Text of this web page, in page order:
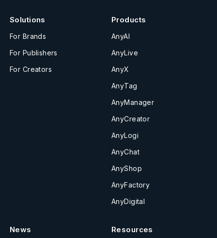
Solutions
For Brands
For Publishers
For Creators
Products
AnyAI
AnyLive
AnyX
AnyTag
AnyManager
AnyCreator
AnyLogi
AnyChat
AnyShop
AnyFactory
AnyDigital
News Resources